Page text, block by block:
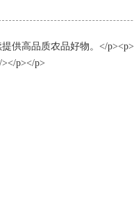
供高品质农品好物。</
p></p>